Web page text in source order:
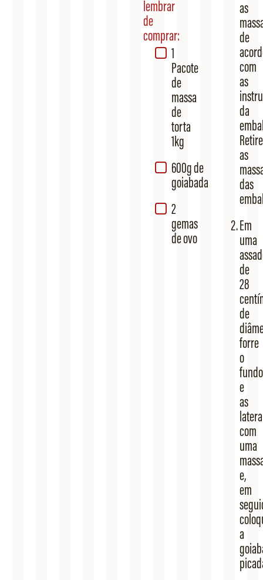
lembrar
de
comprar:
1
Pacote
de
massa
de
torta
1kg​
600g de
goiabada​
2
gemas
de ovo
as
de
com
as
da
Retire
as
das
Em
uma
de
28
de
forre
o
fundo
e
as
com
uma
e,
em
a